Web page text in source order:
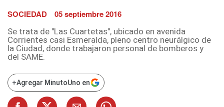
SOCIEDAD 05 septiembre 2016
Se trata de "Las Cuartetas", ubicado en avenida
Corrientes casi Esmeralda, pleno centro neurálgico de
la Ciudad, donde trabajaron personal de bomberos y
del SAME.
+Agregar MinutoUno en